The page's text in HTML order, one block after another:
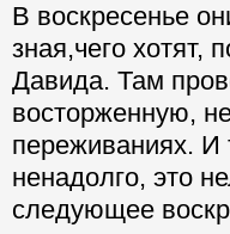
В воскресенье
зная,чего
Давида. Там
восторженную,
переживаниях. И
ненадолго, это
следующее